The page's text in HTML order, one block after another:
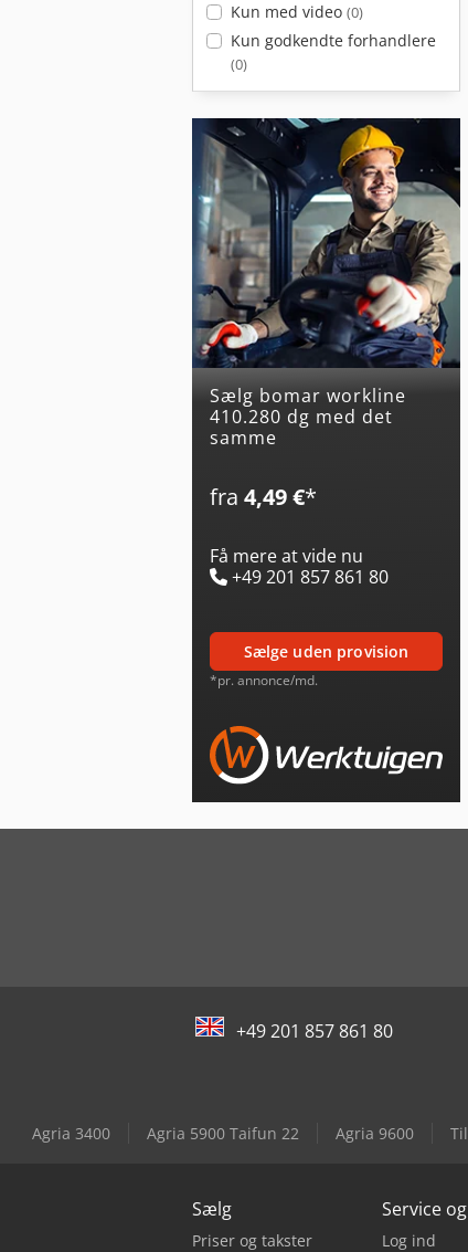
Kun med video (0)
Kun godkendte forhandlere
(0)
Sælg bomar workline
410.280 dg med det
samme
fra 4,49 €*
Få mere at vide nu
+49 201 857 861 80
sælge uden provision
*pr. annonce/md.
+49 201 857 861 80
Agria 3400 Agria 5900 Taifun 22 Agria 9600
Sælg
Priser og takster
Service
Log ind